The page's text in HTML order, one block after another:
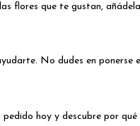
flores que te gustan,
No dudes en ponerse
hoy y descubre por qué